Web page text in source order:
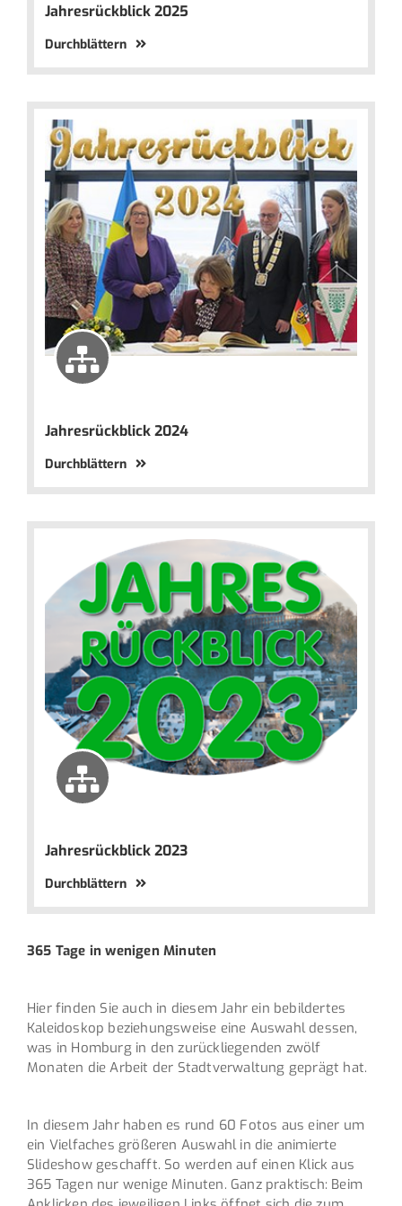
Jahresrückblick 2025
Durchblättern
Jahresrückblick 2024
Durchblättern
Jahresrückblick 2023
Durchblättern
365 Tage in wenigen Minuten
Hier finden Sie auch in diesem Jahr ein bebildertes
Kaleidoskop beziehungsweise eine Auswahl dessen,
was in Homburg in den zurückliegenden zwölf
Monaten die Arbeit der Stadtverwaltung geprägt hat.
In diesem Jahr haben es rund 60 Fotos aus einer um
ein Vielfaches größeren Auswahl in die animierte
Slideshow geschafft. So werden auf einen Klick aus
365 Tagen nur wenige Minuten. Ganz praktisch: Beim